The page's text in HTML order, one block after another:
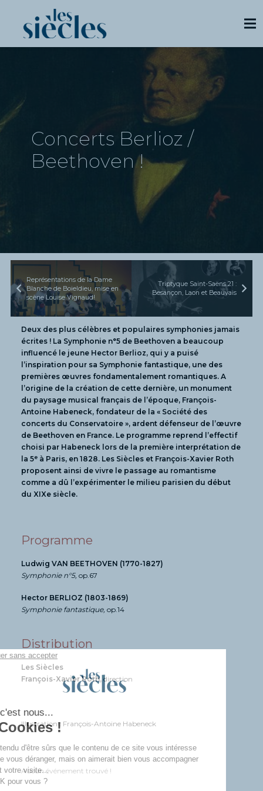
Concerts Berlioz /
Beethoven !
Représentations de la Dame
Blanche de Boieldieu, mise en
scène Louise Vignaud!
Triptyque Saint-Saëns 21 :
Besançon, Laon et Beauvais
Deux des plus célèbres et populaires symphonies jamais
écrites ! La Symphonie n°5 de Beethoven a beaucoup
influencé le jeune Hector Berlioz, qui y a puisé
l’inspiration pour sa Symphonie fantastique, une des
premières œuvres fondamentalement romantiques. A
l’origine de la création de cette dernière, un monument
du paysage musical français de l’époque, François-
Antoine Habeneck, fondateur de la « Société des
concerts du Conservatoire », ardent défenseur de l’œuvre
de Beethoven en France. Le programme reprend l’effectif
choisi par Habeneck lors de la première interprétation de
la 5e à Paris, en 1828. Les Siècles et François-Xavier Roth
proposent ainsi de vivre le passage au romantisme
comme a dû l’expérimenter le milieu parisien du début
du XIXe siècle.
Programme
Ludwig VAN BEETHOVEN (1770-1827)
Symphonie n°5, op.67
Hector BERLIOZ (1803-1869)
Symphonie fantastique, op.14
Distribution
Les Siècles
François-Xavier Roth, direction
Illustration : François-Antoine Habeneck
Aucun événement trouvé !